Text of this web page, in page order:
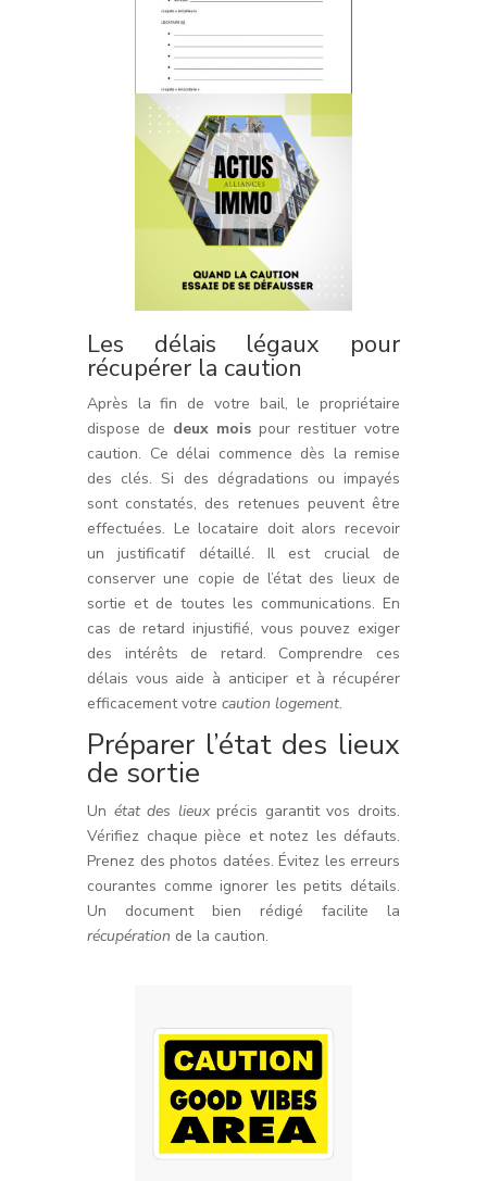
Les délais légaux pour
récupérer la caution
Après la fin de votre bail, le propriétaire
dispose de deux mois pour restituer votre
caution. Ce délai commence dès la remise
des clés. Si des dégradations ou impayés
sont constatés, des retenues peuvent être
effectuées. Le locataire doit alors recevoir
un justificatif détaillé. Il est crucial de
conserver une copie de l’état des lieux de
sortie et de toutes les communications. En
cas de retard injustifié, vous pouvez exiger
des intérêts de retard. Comprendre ces
délais vous aide à anticiper et à récupérer
efficacement votre caution logement.
Préparer l’état des lieux
de sortie
Un état des lieuxprécis garantit vos droits.
Vérifiez chaque pièce et notez les défauts.
Prenez des photos datées. Évitez les erreurs
courantes comme ignorer les petits détails.
Un document bien rédigé facilite la
récupération de la caution.